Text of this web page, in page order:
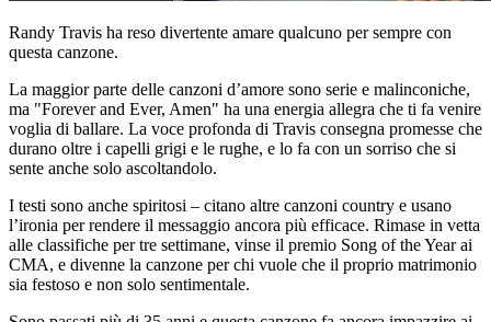
Randy Travis ha reso divertente amare qualcuno per sempre con
questa canzone.
La maggior parte delle canzoni d’amore sono serie e malinconiche,
ma "Forever and Ever, Amen" ha una energia allegra che ti fa venire
voglia di ballare. La voce profonda di Travis consegna promesse che
durano oltre i capelli grigi e le rughe, e lo fa con un sorriso che si
sente anche solo ascoltandolo.
I testi sono anche spiritosi – citano altre canzoni country e usano
l’ironia per rendere il messaggio ancora più efficace. Rimase in vetta
alle classifiche per tre settimane, vinse il premio Song of the Year ai
CMA, e divenne la canzone per chi vuole che il proprio matrimonio
sia festoso e non solo sentimentale.